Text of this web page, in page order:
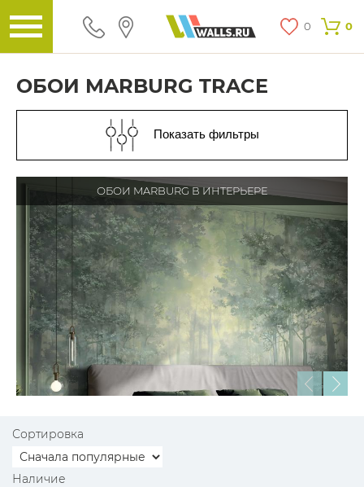
0 0
ОБОИ MARBURG TRACE
Показать фильтры
ОБОИ MARBURG В ИНТЕРЬЕРЕ
Сортировка
Наличие